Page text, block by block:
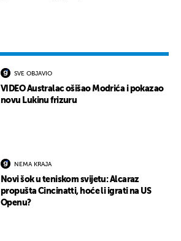
SVE OBJAVIO
VIDEO Australac ošišao Modrića i pokazao
novu Lukinu frizuru
NEMA KRAJA
Novi šok u teniskom svijetu: Alcaraz
propušta Cincinatti, hoće li igrati na US
Openu?